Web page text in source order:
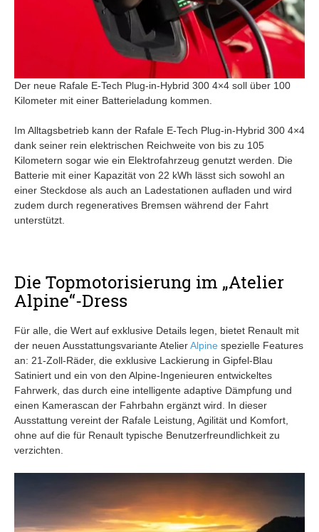
Der neue Rafale E-Tech Plug-in-Hybrid 300 4×4 soll über 100
Kilometer mit einer Batterieladung kommen.
Im Alltagsbetrieb kann der Rafale E-Tech Plug-in-Hybrid 300 4×4
dank seiner rein elektrischen Reichweite von bis zu 105
Kilometern sogar wie ein Elektrofahrzeug genutzt werden. Die
Batterie mit einer Kapazität von 22 kWh lässt sich sowohl an
einer Steckdose als auch an Ladestationen aufladen und wird
zudem durch regeneratives Bremsen während der Fahrt
unterstützt.
Die Topmotorisierung im „Atelier
Alpine“-Dress
Für alle, die Wert auf exklusive Details legen, bietet Renault mit
der neuen Ausstattungsvariante AtelierAlpine spezielle Features
an: 21-Zoll-Räder, die exklusive Lackierung in Gipfel-Blau
Satiniert und ein von den Alpine-Ingenieuren entwickeltes
Fahrwerk, das durch eine intelligente adaptive Dämpfung und
einen Kamerascan der Fahrbahn ergänzt wird. In dieser
Ausstattung vereint der Rafale Leistung, Agilität und Komfort,
ohne auf die für Renault typische Benutzerfreundlichkeit zu
verzichten.